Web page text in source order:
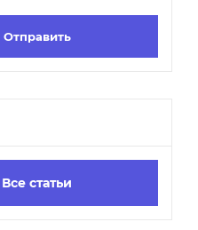
Все статьи